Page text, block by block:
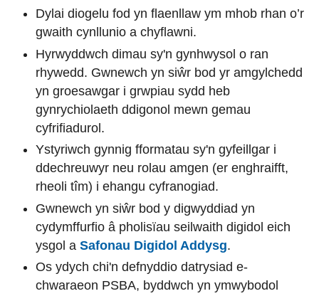
Dylai diogelu fod yn flaenllaw ym mhob rhan o’r
gwaith cynllunio a chyflawni.
Hyrwyddwch dimau sy'n gynhwysol o ran
rhywedd. Gwnewch yn siŵr bod yr amgylchedd
yn groesawgar i grwpiau sydd heb
gynrychiolaeth ddigonol mewn gemau
cyfrifiadurol.
Ystyriwch gynnig fformatau sy'n gyfeillgar i
ddechreuwyr neu rolau amgen (er enghraifft,
rheoli tîm) i ehangu cyfranogiad.
Gwnewch yn siŵr bod y digwyddiad yn
cydymffurfio â pholisïau seilwaith digidol eich
ysgol a Safonau Digidol Addysg.
Os ydych chi'n defnyddio datrysiad e-
chwaraeon PSBA, byddwch yn ymwybodol